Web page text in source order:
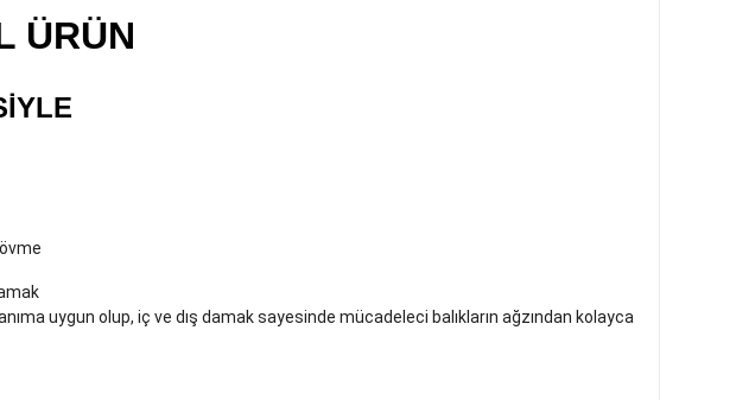
ÜRÜN
uygun olup, iç ve dış damak sayesinde mücadeleci balıkların ağzından kolayca